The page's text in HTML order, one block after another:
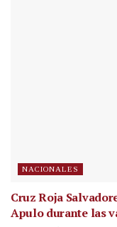
NACIONALES
Cruz Roja
Apulo durante las